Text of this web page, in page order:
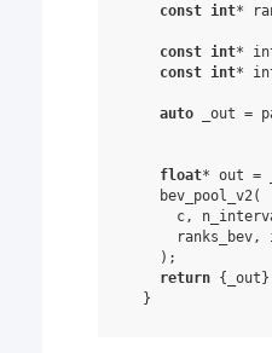
const int*
const int*
const int*
auto _out =
float* out =
bev_pool_v2(
c,
ranks_bev,
);
return { _out
}